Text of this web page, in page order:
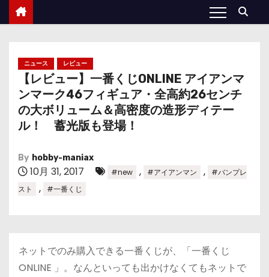
ニュース レビュー
【レビュー】一番くじONLINE アイアンマ
ンマーク46フィギュア・全高約26センチ
の大ボリューム＆高密度の造形ディテー
ル！ 蓄光版も登場！
By hobby-maniax
10月 31, 2017 #new , #アイアンマン ,
#バンプレ
スト
, #一番くじ
ネットでのみ購入できる一番くじが、「一番くじ
ONLINE 」。なんといっても出かけなくてもネットで